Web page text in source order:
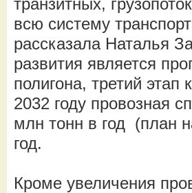
транзитных,
всю систему
рассказала Наталья
развития является
полигона, третий этап
2032 году провозная
млн тонн в год (план
год.
Кроме увеличения